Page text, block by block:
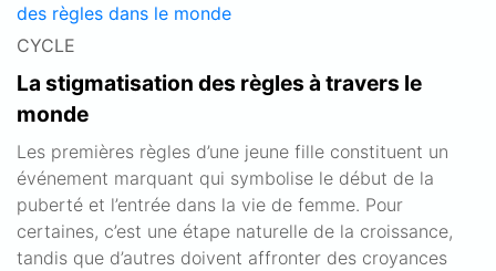
CYCLE
La stigmatisation des règles à travers le
monde
Les premières règles d’une jeune fille constituent un
événement marquant qui symbolise le début de la
puberté et l’entrée dans la vie de femme. Pour
certaines, c’est une étape naturelle de la croissance,
tandis que d’autres doivent affronter des croyances